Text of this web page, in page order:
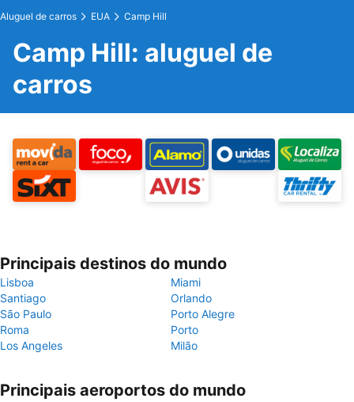
Aluguel de carros EUA Camp Hill
Camp Hill: aluguel de
carros
Principais destinos do mundo
Lisboa
Miami
Santiago
Orlando
São Paulo
Porto Alegre
Roma
Porto
Los Angeles
Milão
Principais aeroportos do mundo